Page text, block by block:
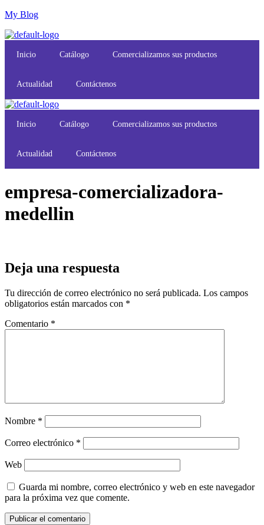
My Blog
Inicio Catálogo Comercializamos sus productos
Actualidad Contáctenos
Inicio Catálogo Comercializamos sus productos
Actualidad Contáctenos
empresa-comercializadora-
medellin
Deja una respuesta
Tu dirección de correo electrónico no será publicada. Los campos
obligatorios están marcados con *
Comentario *
Nombre *
Correo electrónico *
Web
Guarda mi nombre, correo electrónico y web en este navegador
para la próxima vez que comente.